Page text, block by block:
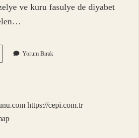
ve kuru fasulye de diyabet
Yorum Bırak
https://cepi.com.tr